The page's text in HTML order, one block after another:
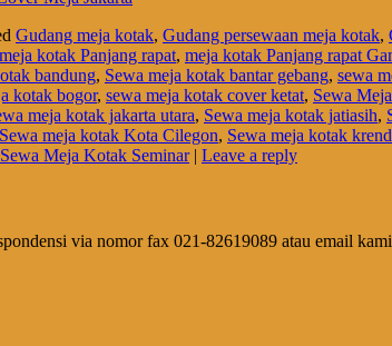
Gudang meja kotak, Gudang persewaan meja kotak,
meja kotak Panjang rapat, meja kotak Panjang rapat
bandung, Sewa meja kotak bantar gebang, sewa
kotak bogor, sewa meja kotak cover ketat, Sewa
meja kotak jakarta utara, Sewa meja kotak jatiasih,
Sewa meja kotak Kota Cilegon, Sewa meja kotak
Sewa Meja Kotak Seminar | Leave a reply
via nomor fax 021-82619089 atau email